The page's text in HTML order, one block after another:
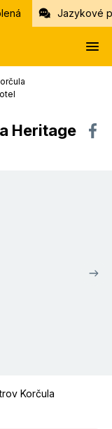
Jazykové
Heritage
Korčula